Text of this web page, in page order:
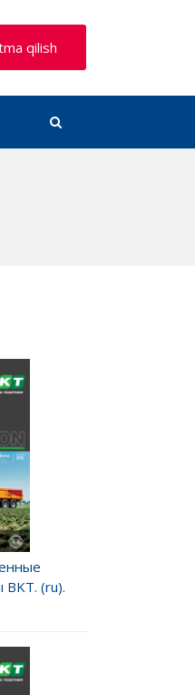
qilish
(ru).